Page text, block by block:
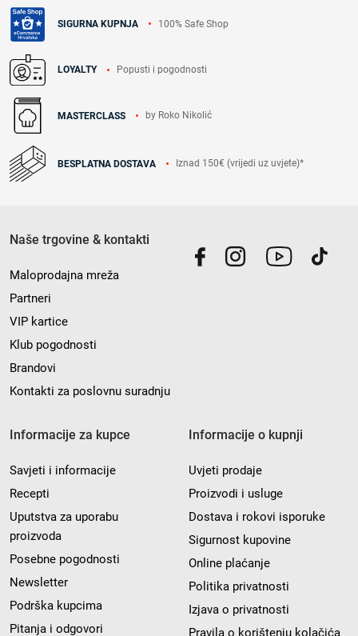
SIGURNA KUPNJA 100% Safe Shop
LOYALTY Popusti i pogodnosti
MASTERCLASS by Roko Nikolić
BESPLATNA DOSTAVA Iznad 150€ (vrijedi uz uvjete)*
Naše trgovine & kontakti
Maloprodajna mreža
Partneri
VIP kartice
Klub pogodnosti
Brandovi
Kontakti za poslovnu suradnju
Informacije za kupce
Savjeti i informacije
Recepti
Uputstva za uporabu
proizvoda
Posebne pogodnosti
Newsletter
Podrška kupcima
Pitanja i odgovori
Informacije o kupnji
Uvjeti prodaje
Proizvodi i usluge
Dostava i rokovi isporuke
Sigurnost kupovine
Online plaćanje
Politika privatnosti
Izjava o privatnosti
Pravila o korištenju kolačića